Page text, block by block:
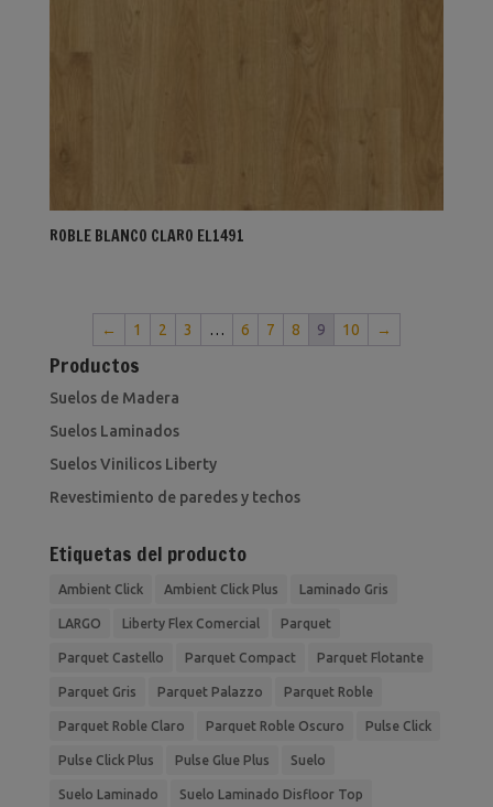
ROBLE BLANCO CLARO EL1491
← 1 2 3 … 6 7 8 9 10 →
Productos
Suelos de Madera
Suelos Laminados
Suelos Vinilicos Liberty
Revestimiento de paredes y techos
Etiquetas del producto
Ambient Click Ambient Click Plus Laminado Gris
LARGO Liberty Flex Comercial Parquet
Parquet Castello Parquet Compact Parquet Flotante
Parquet Gris Parquet Palazzo Parquet Roble
Parquet Roble Claro Parquet Roble Oscuro Pulse Click
Pulse Click Plus Pulse Glue Plus Suelo
Suelo Laminado Suelo Laminado Disfloor Top